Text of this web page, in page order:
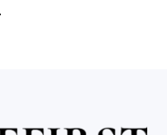
רק מישהי חדשה – אלא גם את עצמך.